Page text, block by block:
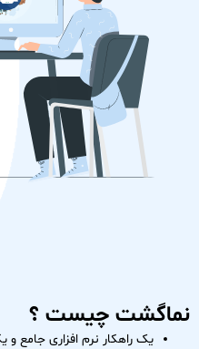
نماگشت چیست ؟
یک راهکار نرم افزاری جامع